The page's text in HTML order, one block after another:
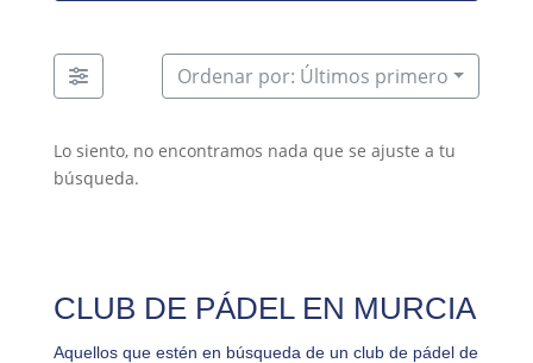
Ordenar por: Últimos primero
Lo siento, no encontramos nada que se ajuste a tu
búsqueda.
CLUB DE PÁDEL EN MURCIA
Aquellos que estén en búsqueda de un club de pádel de